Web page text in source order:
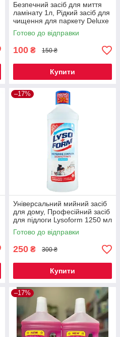
Безпечний засіб для миття
ламінату 1л, Рідкий засіб для
чищення для паркету Deluxe
Готово до відправки
100 ₴ 150 ₴
Купити
–17%
Універсальний мийний засіб
для дому, Професійний засіб
для підлоги Lysoform 1250 мл
Готово до відправки
250 ₴ 300 ₴
Купити
–17%